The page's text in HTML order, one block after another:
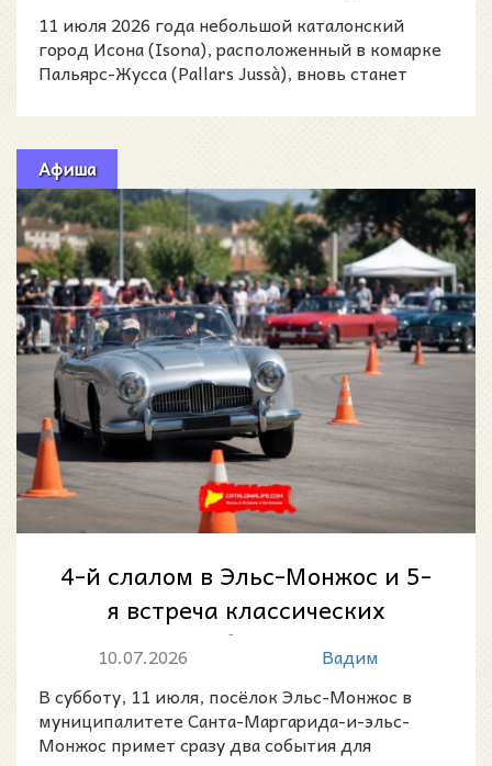
11 июля 2026 года небольшой каталонский
город Исона (Isona), расположенный в комарке
Пальярс-Жусса (Pallars Jussà), вновь станет
Афиша
4-й слалом в Эльс-Монжос и 5-
я встреча классических
автомобилей 2026
10.07.2026
Вадим
В субботу, 11 июля, посёлок Эльс-Монжос в
муниципалитете Санта-Маргарида-и-эльс-
Монжос примет сразу два события для